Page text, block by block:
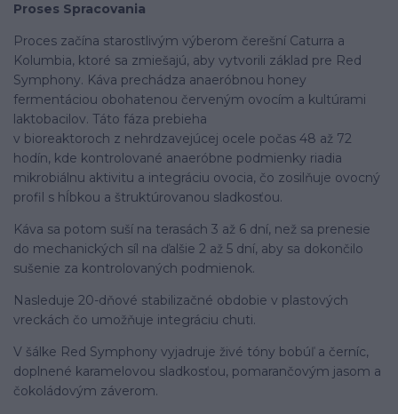
Proses Spracovania
Proces začína starostlivým výberom čerešní Caturra a
Kolumbia, ktoré sa zmiešajú, aby vytvorili základ pre Red
Symphony. Káva prechádza anaeróbnou honey
fermentáciou obohatenou červeným ovocím a kultúrami
laktobacilov. Táto fáza prebieha
v bioreaktoroch z nehrdzavejúcej ocele počas 48 až 72
hodín, kde kontrolované anaeróbne podmienky riadia
mikrobiálnu aktivitu a integráciu ovocia, čo zosilňuje ovocný
profil s hĺbkou a štruktúrovanou sladkosťou.
Káva sa potom suší na terasách 3 až 6 dní, než sa prenesie
do mechanických síl na ďalšie 2 až 5 dní, aby sa dokončilo
sušenie za kontrolovaných podmienok.
Nasleduje 20-dňové stabilizačné obdobie v plastových
vreckách čo umožňuje integráciu chuti.
V šálke Red Symphony vyjadruje živé tóny bobúľ a černíc,
doplnené karamelovou sladkosťou, pomarančovým jasom a
čokoládovým záverom.